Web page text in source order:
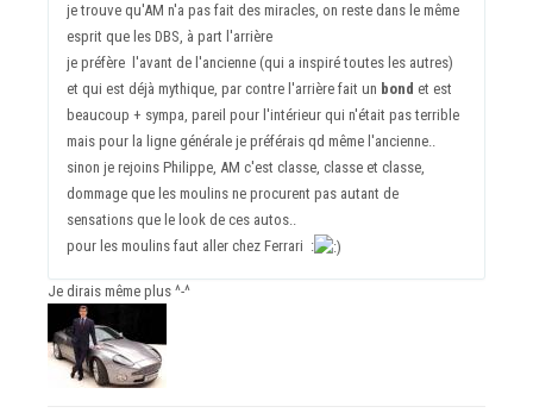
je trouve qu'AM n'a pas fait des miracles, on reste dans le même
esprit que les DBS, à part l'arrière
je préfère l'avant de l'ancienne (qui a inspiré toutes les autres)
et qui est déjà mythique, par contre l'arrière fait un bond et est
beaucoup + sympa, pareil pour l'intérieur qui n'était pas terrible
mais pour la ligne générale je préférais qd même l'ancienne..
sinon je rejoins Philippe, AM c'est classe, classe et classe,
dommage que les moulins ne procurent pas autant de
sensations que le look de ces autos..
pour les moulins faut aller chez Ferrari :
Je dirais même plus ^-^